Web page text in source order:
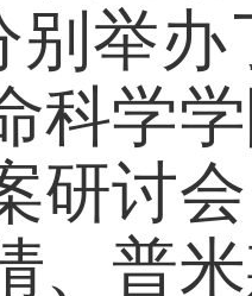
别举
科学
研讨